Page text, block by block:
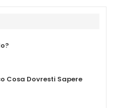
Cosa Dovresti Sapere